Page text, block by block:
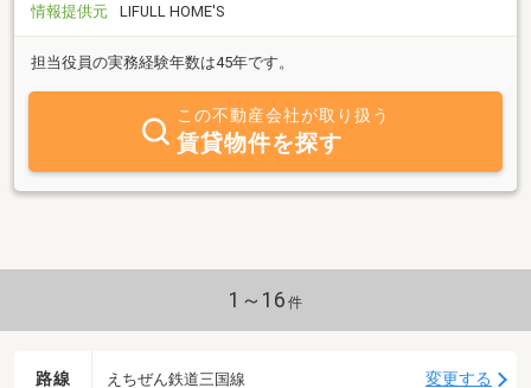
情報提供元
LIFULL HOME'S
担当役員の実務経験年数は45年です。
この不動産会社が取り扱う
賃貸物件を探す
1～16 件
路線 えちぜん鉄道三国線 変更する